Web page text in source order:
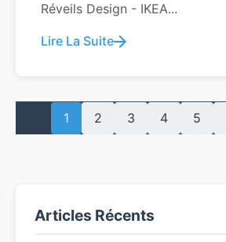
Réveils Design - IKEA...
Lire La Suite
1 2 3 4 5
Articles Récents